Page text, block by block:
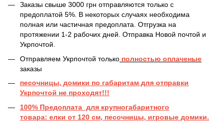
Заказы свыше 3000 грн отправляются только с
предоплатой 5%. В некоторых случаях необходима
полная или частичная предоплата. Отгрузка на
протяжении 1-2 рабочих дней. Отправка Новой почтой и
Укрпочтой.
Отправляем Укрпочтой только полностью оплаченые
заказы
песочницы, домики по габаритам для отправки
Укрпочтой не проходят!!!
100% Предоплата для крупногабаритного
товара: елки от 120 см, песочницы, игровые домики.